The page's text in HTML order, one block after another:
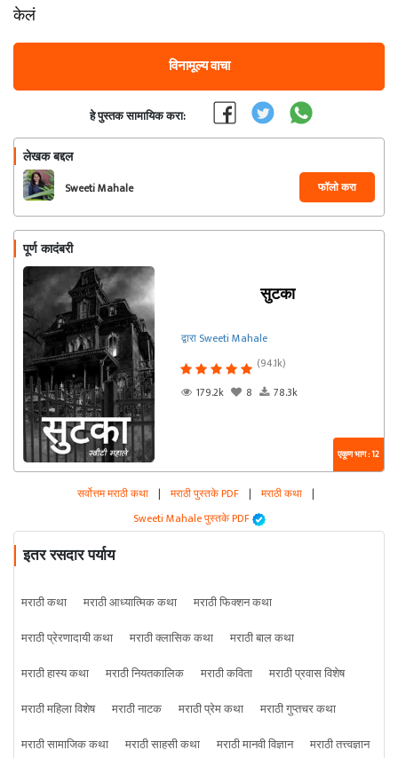
केलं
विनामूल्य वाचा
हे पुस्तक सामायिक करा:
लेखक बद्दल
Sweeti Mahale फॉलो करा
पूर्ण कादंबरी
सुटका
द्वारा Sweeti Mahale
(94.1k)
179.2k
8 78.3k
एकूण भाग : 12
सर्वोत्तम मराठी कथा | मराठी पुस्तके PDF | मराठी कथा |
Sweeti Mahale पुस्तके PDF
इतर रसदार पर्याय
मराठी कथा मराठी आध्यात्मिक कथा
मराठी फिक्शन कथा
मराठी प्रेरणादायी कथा
मराठी क्लासिक कथा
मराठी बाल कथा
मराठी हास्य कथा
मराठी नियतकालिक मराठी कविता
मराठी प्रवास विशेष
मराठी महिला विशेष
मराठी नाटक मराठी प्रेम कथा
मराठी गुप्तचर कथा
मराठी सामाजिक कथा
मराठी साहसी कथा मराठी मानवी विज्ञान मराठी तत्त्वज्ञान